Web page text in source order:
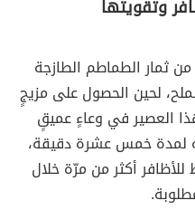
وتقويتها
ثمار الطماطم الطازجة
لحين الحصول على مزيجٍ
العصير في وعاءٍ عميقٍ
لمدة خمس عشرة دقيقة،
أكثر من مرّة خلال